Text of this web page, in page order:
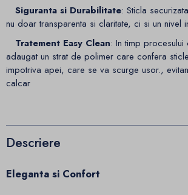
Siguranta si Durabilitate: Sticla
nu doar transparenta si claritate, ci si un nivel
Tratement Easy Clean: In timp
adaugat un strat de polimer care confera
impotriva apei, care se va scurge usor.,
calcar
Descriere
Eleganta si Confort